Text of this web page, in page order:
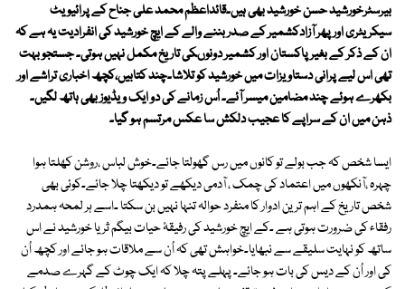
بیرسٹرخورشید حسن خورشید بھی ہیں۔قائداعظم محمد علی جناح کے پرائیویٹ
سیکریٹری اور پھر آزادکشمیر کے صدر بننے والے کے ایچ خورشید کی انفرادیت یہ ہے کہ
ان کے ذکر کے بغیر پاکستان اور کشمیر دونوںکی تاریخ مکمل نہیں ہوتی۔ جستجو بہت
تھی اس لیے پرانی دستاویزات میں خورشید کو تلاشا۔چند کتابیں،کچھ اخباری تراشے اور
بکھرے ہوئے چند مضامین میسر آئے۔ اُس زمانے کی دو ایک ویڈیوز بھی ہاتھ لگیں۔
ذہن میں ان کے سراپے کا عجیب دلکش سا عکس مرتسم ہو گیا۔
ایسا شخص کہ جب بولے تو کانوں میں رس گھولتا جائے۔خوش لباس ،روشن کھلتا ہوا
چہرہ ،آنکھوں میں اعتماد کی چمک ، آدمی دیکھے تو دیکھتا چلا جائے۔کوئی بھی
شخص تاریخ کے اہم ترین ادوار کا منفرد حوالہ تنہا نہیں بن سکتا ۔اسے ہر لمحہ ہمدرد
رفقاء کی ضرورت ہوتی ہے ۔کے ایچ خورشید کی رفیقۂ حیات بیگم ثریا خورشید نے اس
ساتھ کو نہایت سلیقے سے نبھایا۔خواہش تھی کہ اُن سے ملاقات ہو جائے اور کچھ اُن
کی اور اُن کے دیس کی بات ہو جائے۔ پہلے پتہ چلا کہ ایک چوٹ کے گہرے صدمے